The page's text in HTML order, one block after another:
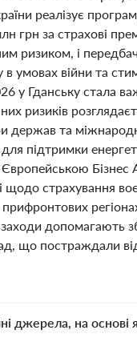
реалізує
грн за страхові
ризиком, і
в умовах війни та
у Гданську стала
ризиків
держав та
для підтримки
Європейською Бізнес
щодо страхування
допомагають
що постраждали
джерела, на основі